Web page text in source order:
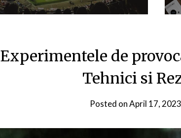
Experimentele de
Tehnici si
Posted onApril 17, 2023